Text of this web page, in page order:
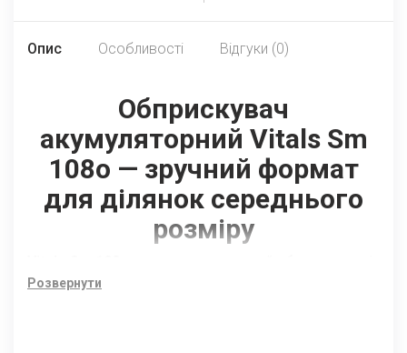
Опис Особливості Відгуки (0)
Обприскувач
акумуляторний Vitals Sm
108o — зручний формат
для ділянок середнього
розміру
збільшеним баком, що підійде для регулярної
Розвернути